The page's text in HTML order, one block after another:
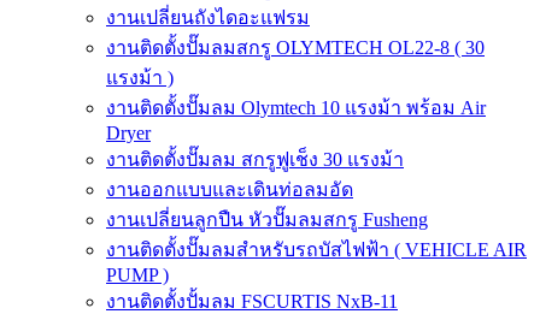
งานเปลี่ยนถังไดอะแฟรม
งานติดตั้งปั๊มลมสกรู OLYMTECH OL22-8 ( 30
แรงม้า )
งานติดตั้งปั๊มลม Olymtech 10 แรงม้า พร้อม Air
Dryer
งานติดตั้งปั๊มลม สกรูฟูเช็ง 30 แรงม้า
งานออกแบบและเดินท่อลมอัด
งานเปลี่ยนลูกปืน หัวปั๊มลมสกรู Fusheng
งานติดตั้งปั๊มลมสำหรับรถบัสไฟฟ้า ( VEHICLE AIR
PUMP )
งานติดตั้งปั้มลม FSCURTIS NxB-11